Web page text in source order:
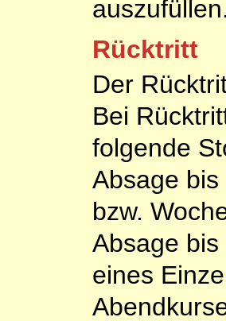
Rücktritt
Der
Bei
folgende
Absage bis
bzw.
Absage
eines